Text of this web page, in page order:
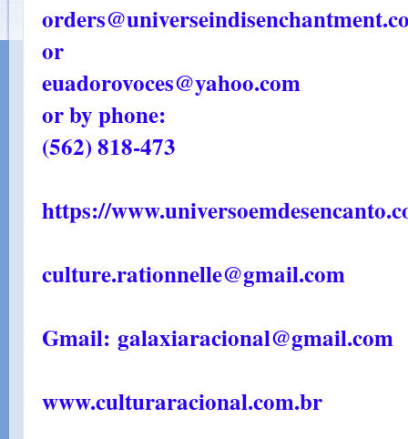
or
euadorovoces@yahoo.com
or by phone:
(562) 818-473
https://
culture.rationnelle@gmail.com
Gmail: galaxiaracional@gmail.com
www.culturaracional.com.br